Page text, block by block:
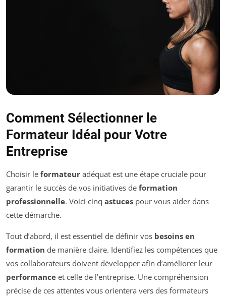
Comment Sélectionner le
Formateur Idéal pour Votre
Entreprise
Choisir le formateur adéquat est une étape cruciale pour
garantir le succès de vos initiatives de formation
professionnelle. Voici cinq astuces pour vous aider dans
cette démarche.
Tout d’abord, il est essentiel de définir vos besoins en
formation de manière claire. Identifiez les compétences que
vos collaborateurs doivent développer afin d’améliorer leur
performance et celle de l’entreprise. Une compréhension
précise de ces attentes vous orientera vers des formateurs